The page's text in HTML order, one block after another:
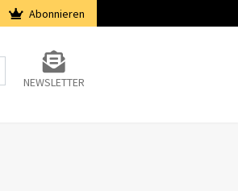
Abonnieren
NEWSLETTER